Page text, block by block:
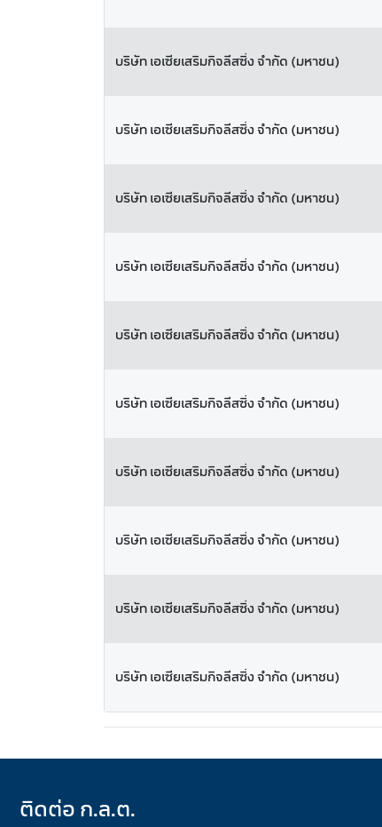
บริษัท เอเซียเสริมกิจลีสซิ่ง จำกัด (มหาชน)
บริษัท เอเซียเสริมกิจลีสซิ่ง จำกัด (มหาชน)
บริษัท เอเซียเสริมกิจลีสซิ่ง จำกัด (มหาชน)
บริษัท เอเซียเสริมกิจลีสซิ่ง จำกัด (มหาชน)
บริษัท เอเซียเสริมกิจลีสซิ่ง จำกัด (มหาชน)
บริษัท เอเซียเสริมกิจลีสซิ่ง จำกัด (มหาชน)
บริษัท เอเซียเสริมกิจลีสซิ่ง จำกัด (มหาชน)
บริษัท เอเซียเสริมกิจลีสซิ่ง จำกัด (มหาชน)
บริษัท เอเซียเสริมกิจลีสซิ่ง จำกัด (มหาชน)
บริษัท เอเซียเสริมกิจลีสซิ่ง จำกัด (มหาชน)
ติดต่อ ก.ล.ต.